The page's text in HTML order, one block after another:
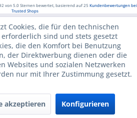
von5.0Sternen bewertet, basierend auf25 Kundenbewertungen bei
Trusted Shops
Cookies, die für den technischen
sind und stets gesetzt
die den Komfort bei Benutzung
der Direktwerbung dienen oder die
Websites und sozialen Netzwerken
nur mit Ihrer Zustimmung gesetzt.
akzeptieren Konfigurieren